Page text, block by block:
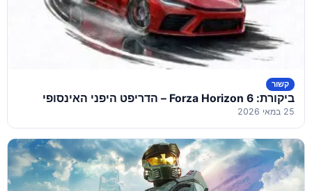
קשור
ביקורת: Forza Horizon 6 – הדריפט היפני האינסופי
25 במאי 2026